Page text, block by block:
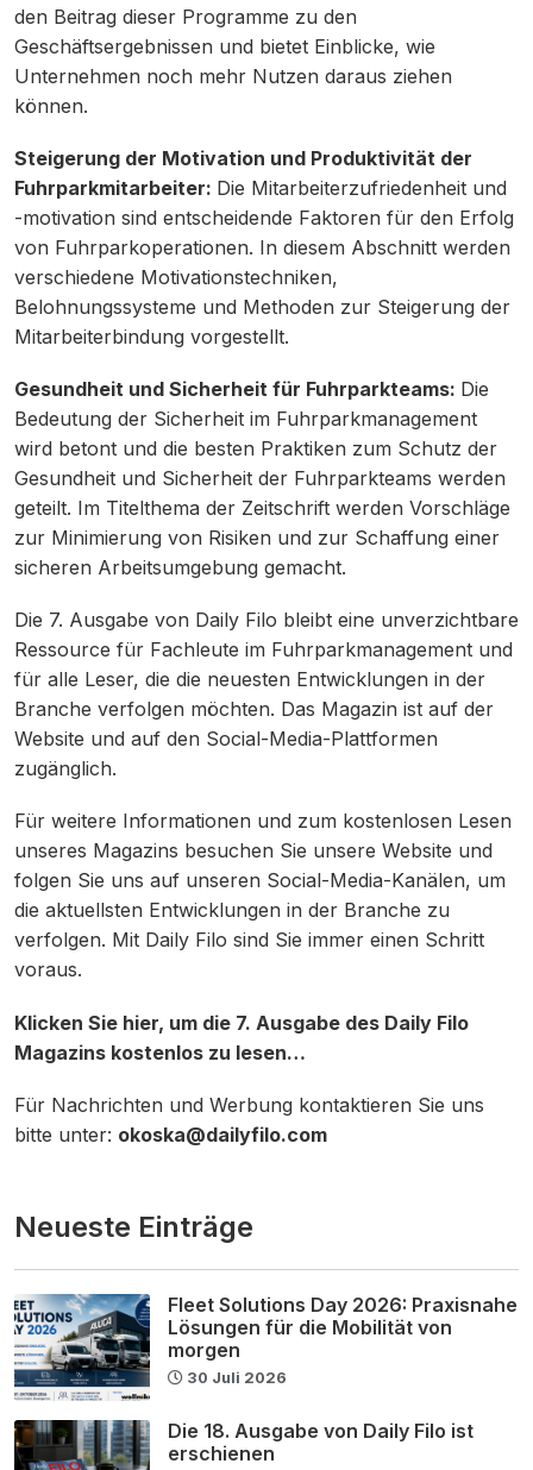
den Beitrag dieser Programme zu den
Geschäftsergebnissen und bietet Einblicke, wie
Unternehmen noch mehr Nutzen daraus ziehen
können.
Steigerung der Motivation und Produktivität der
Fuhrparkmitarbeiter: Die Mitarbeiterzufriedenheit und
-motivation sind entscheidende Faktoren für den Erfolg
von Fuhrparkoperationen. In diesem Abschnitt werden
verschiedene Motivationstechniken,
Belohnungssysteme und Methoden zur Steigerung der
Mitarbeiterbindung vorgestellt.
Gesundheit und Sicherheit für Fuhrparkteams: Die
Bedeutung der Sicherheit im Fuhrparkmanagement
wird betont und die besten Praktiken zum Schutz der
Gesundheit und Sicherheit der Fuhrparkteams werden
geteilt. Im Titelthema der Zeitschrift werden Vorschläge
zur Minimierung von Risiken und zur Schaffung einer
sicheren Arbeitsumgebung gemacht.
Die 7. Ausgabe von Daily Filo bleibt eine unverzichtbare
Ressource für Fachleute im Fuhrparkmanagement und
für alle Leser, die die neuesten Entwicklungen in der
Branche verfolgen möchten. Das Magazin ist auf der
Website und auf den Social-Media-Plattformen
zugänglich.
Für weitere Informationen und zum kostenlosen Lesen
unseres Magazins besuchen Sie unsere Website und
folgen Sie uns auf unseren Social-Media-Kanälen, um
die aktuellsten Entwicklungen in der Branche zu
verfolgen. Mit Daily Filo sind Sie immer einen Schritt
voraus.
Klicken Sie hier, um die 7. Ausgabe des Daily Filo
Magazins kostenlos zu lesen…
Für Nachrichten und Werbung kontaktieren Sie uns
bitte unter: okoska@dailyfilo.com
Neueste Einträge
Fleet Solutions Day 2026: Praxisnahe
Lösungen für die Mobilität von
morgen
30 Juli 2026
Die 18. Ausgabe von Daily Filo ist
erschienen